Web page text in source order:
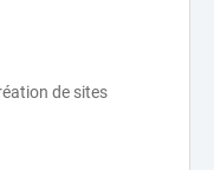
de sites